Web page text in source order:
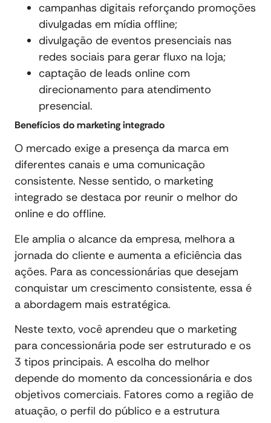
campanhas digitais reforçando promoções
divulgadas em mídia offline;
divulgação de eventos presenciais nas
redes sociais para gerar fluxo na loja;
captação de leads online com
direcionamento para atendimento
presencial.
Benefícios do marketing integrado
O mercado exige a presença da marca em
diferentes canais e uma comunicação
consistente. Nesse sentido, o marketing
integrado se destaca por reunir o melhor do
online e do offline.
Ele amplia o alcance da empresa, melhora a
jornada do cliente e aumenta a eficiência das
ações. Para as concessionárias que desejam
conquistar um crescimento consistente, essa é
a abordagem mais estratégica.
Neste texto, você aprendeu que o marketing
para concessionária pode ser estruturado e os
3 tipos principais. A escolha do melhor
depende do momento da concessionária e dos
objetivos comerciais. Fatores como a região de
atuação, o perfil do público e a estrutura